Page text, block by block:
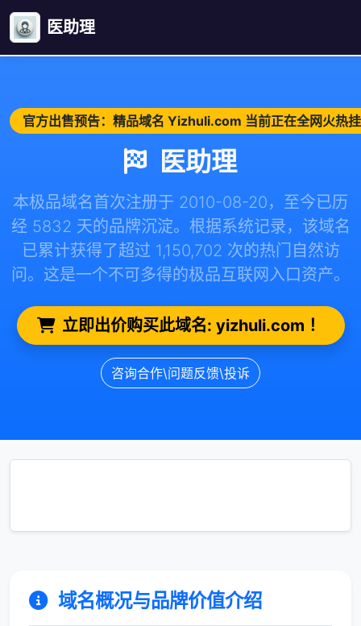
医助理
官方出售预告：精品域名 Yizhuli.com 当前正在全网火热
医助理
本极品域名首次注册于 2010-08-20，至今已历
经 5832 天的品牌沉淀。根据系统记录，该域名
已累计获得了超过 1,150,702 次的热门自然访
问。这是一个不可多得的极品互联网入口资产。
立即出价购买此域名: yizhuli.com ！
咨询合作\问题反馈\投诉
域名概况与品牌价值介绍